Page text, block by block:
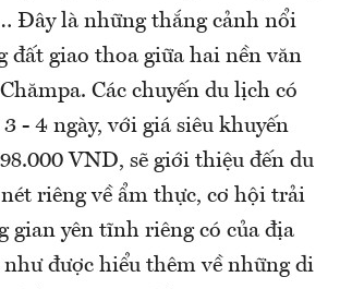
Đây là những thắng cảnh nổi
đất giao thoa giữa hai nền văn
Các chuyến du lịch có
- 4 ngày, với giá siêu khuyến
VND, sẽ giới thiệu đến du
riêng về ẩm thực, cơ hội trải
gian yên tĩnh riêng có của địa
được hiểu thêm về những di